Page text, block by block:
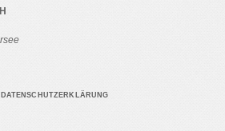
DATENSCHUTZERKLÄRUNG